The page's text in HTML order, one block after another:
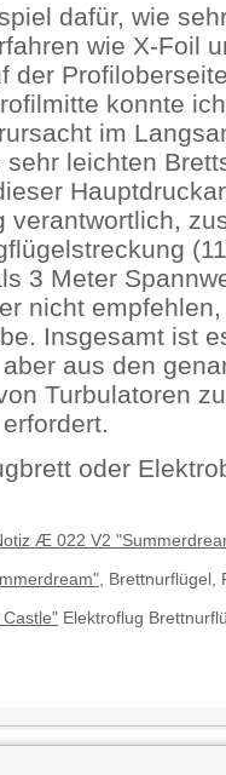
dafür, wie
wie X-Foil
der
konnte
im
leichten
verantwortlich,
3 Meter
nicht
Insgesamt ist
aus den
Turbulatoren
oder
Æ 022 V2
,
Elektroflug